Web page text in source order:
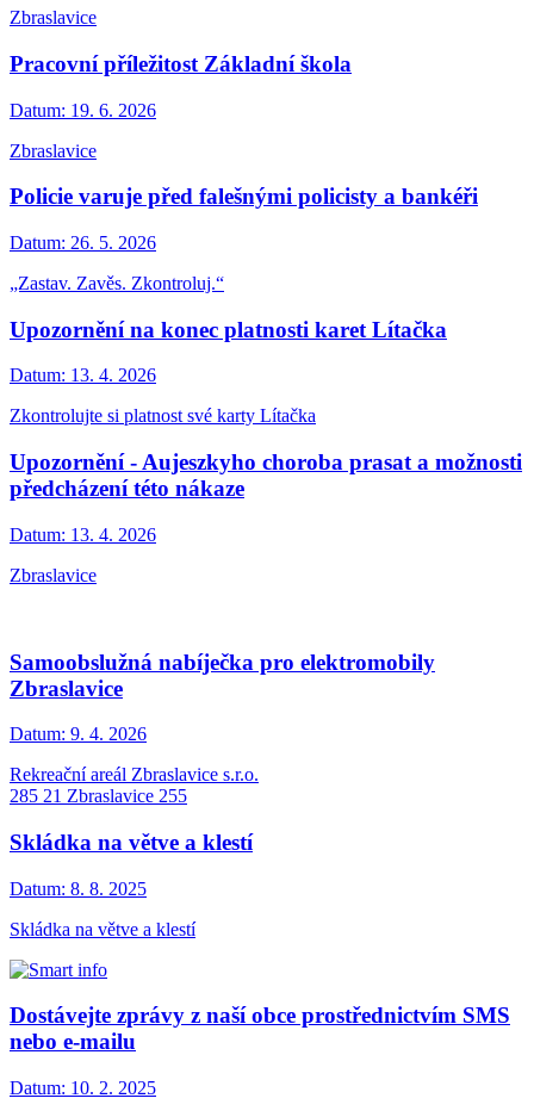
Zbraslavice
Pracovní příležitost Základní škola
Datum: 19. 6. 2026
Zbraslavice
Policie varuje před falešnými policisty a bankéři
Datum: 26. 5. 2026
„Zastav. Zavěs. Zkontroluj.“
Upozornění na konec platnosti karet Lítačka
Datum: 13. 4. 2026
Zkontrolujte si platnost své karty Lítačka
Upozornění - Aujeszkyho choroba prasat a možnosti
předcházení této nákaze
Datum: 13. 4. 2026
Zbraslavice
Samoobslužná nabíječka pro elektromobily
Zbraslavice
Datum: 9. 4. 2026
Rekreační areál Zbraslavice s.r.o.
285 21 Zbraslavice 255
Skládka na větve a klestí
Datum: 8. 8. 2025
Skládka na větve a klestí
Dostávejte zprávy z naší obce prostřednictvím SMS
nebo e-mailu
Datum: 10. 2. 2025